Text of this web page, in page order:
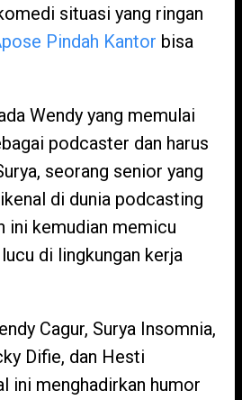
situasi yang ringan
Pindah Kantor bisa
Wendy yang memulai
podcaster dan harus
seorang senior yang
di dunia podcasting
ini kemudian memicu
di lingkungan kerja
Cagur, Surya Insomnia,
Difie, dan Hesti
ini menghadirkan humor